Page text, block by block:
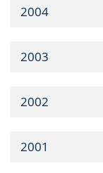
2004
2003
2002
2001